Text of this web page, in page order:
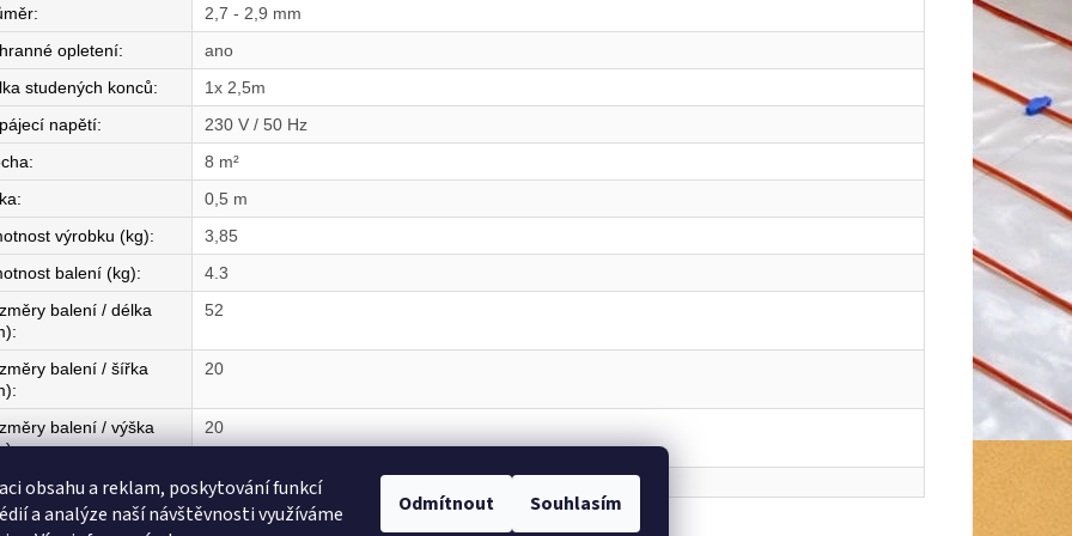
obsahu a reklam, poskytování funkcí
a analýze naší návštěvnosti využíváme
Odmítnout Souhlasím
:
2,7 - 2,9 mm
opletení:
ano
studených konců:
1x 2,5m
napětí:
230 V / 50 Hz
:
8 m²
:
0,5 m
výrobku (kg):
3,85
balení (kg):
4.3
balení / délka
:
52
balení / šířka
:
20
balení / výška
:
20
původu: CZ